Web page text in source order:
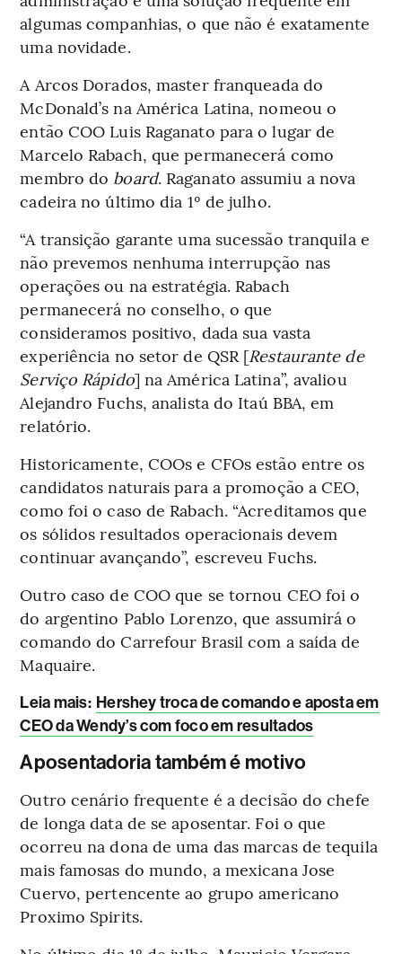
algumas companhias, o que não é exatamente
uma novidade.
A Arcos Dorados, master franqueada do
McDonald’s na América Latina, nomeou o
então COO Luis Raganato para o lugar de
Marcelo Rabach, que permanecerá como
membro do board. Raganato assumiu a nova
cadeira no último dia 1º de julho.
“A transição garante uma sucessão tranquila e
não prevemos nenhuma interrupção nas
operações ou na estratégia. Rabach
permanecerá no conselho, o que
consideramos positivo, dada sua vasta
experiência no setor de QSR [Restaurante de
Serviço Rápido] na América Latina”, avaliou
Alejandro Fuchs, analista do Itaú BBA, em
relatório.
Historicamente, COOs e CFOs estão entre os
candidatos naturais para a promoção a CEO,
como foi o caso de Rabach. “Acreditamos que
os sólidos resultados operacionais devem
continuar avançando”, escreveu Fuchs.
Outro caso de COO que se tornou CEO foi o
do argentino Pablo Lorenzo, que assumirá o
comando do Carrefour Brasil com a saída de
Maquaire.
Leia mais: Hershey troca de comando e aposta em
CEO da Wendy’s com foco em resultados
Aposentadoria também é motivo
Outro cenário frequente é a decisão do chefe
de longa data de se aposentar. Foi o que
ocorreu na dona de uma das marcas de tequila
mais famosas do mundo, a mexicana Jose
Cuervo, pertencente ao grupo americano
Proximo Spirits.